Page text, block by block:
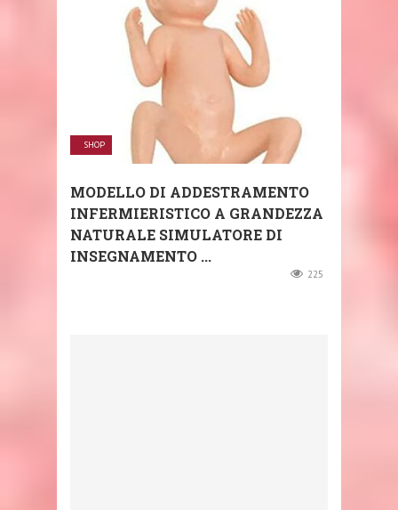
SHOP
MODELLO DI ADDESTRAMENTO
INFERMIERISTICO A GRANDEZZA
NATURALE SIMULATORE DI
INSEGNAMENTO ...
225